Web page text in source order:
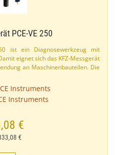
PCE-​VE 250
ist ein Diagnosewerkzeug mit
eignet sich das KFZ-​Messgerät
an Maschinenbauteilen. Die
Instruments
Instruments
€
€